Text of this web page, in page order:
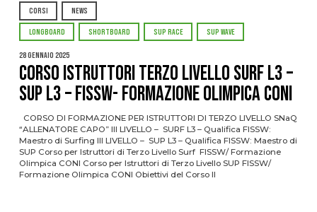
CORSI NEWS
LONGBOARD SHORTBOARD SUP RACE SUP WAVE
28 Gennaio 2025
CORSO ISTRUTTORI TERZO LIVELLO SURF L3 –
SUP L3 – FISSW- FORMAZIONE OLIMPICA CONI
CORSO DI FORMAZIONE PER ISTRUTTORI DI TERZO LIVELLO SNaQ
“ALLENATORE CAPO” III LIVELLO – SURF L3 – Qualifica FISSW:
Maestro di Surfing III LIVELLO – SUP L3 – Qualifica FISSW: Maestro di
SUP Corso per Istruttori di Terzo Livello Surf FISSW/ Formazione
Olimpica CONI Corso per Istruttori di Terzo Livello SUP FISSW/
Formazione Olimpica CONI Obiettivi del Corso Il